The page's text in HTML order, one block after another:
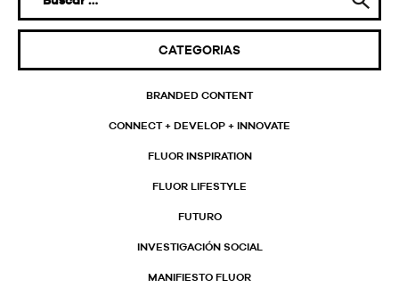
CATEGORIAS
BRANDED CONTENT
CONNECT + DEVELOP + INNOVATE
FLUOR INSPIRATION
FLUOR LIFESTYLE
FUTURO
INVESTIGACIÓN SOCIAL
MANIFIESTO FLUOR